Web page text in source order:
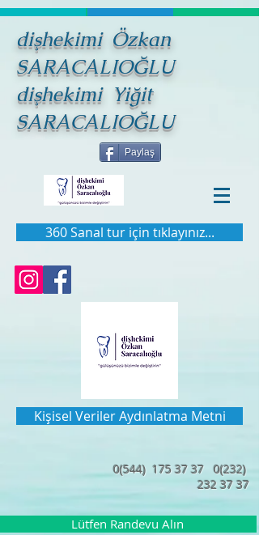
dişhekimi Özkan
SARACALIOĞLU
dişhekimi Yiğit
SARACALIOĞLU
Paylaş
360 Sanal tur için tıklayınız...
Kişisel Veriler Aydınlatma Metni
0(544) 175 37 37
0(232)
232 37 37
Lütfen Randevu Alın